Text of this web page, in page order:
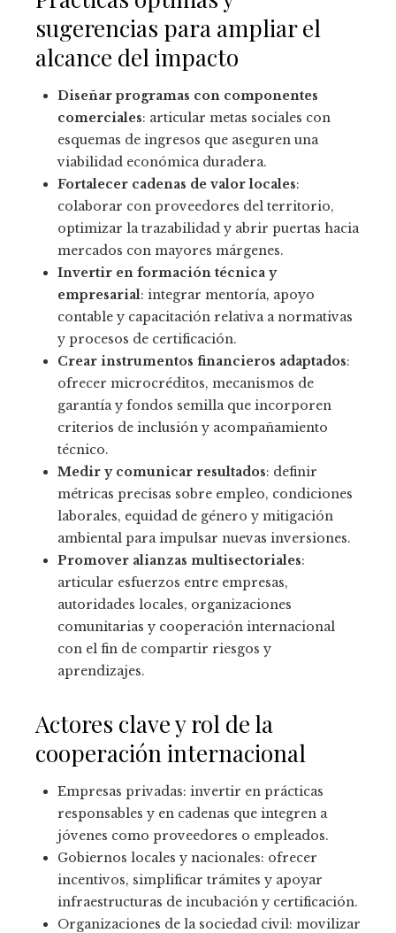
sugerencias para ampliar el
alcance del impacto
Diseñar programas con componentes
comerciales: articular metas sociales con
esquemas de ingresos que aseguren una
viabilidad económica duradera.
Fortalecer cadenas de valor locales:
colaborar con proveedores del territorio,
optimizar la trazabilidad y abrir puertas hacia
mercados con mayores márgenes.
Invertir en formación técnica y
empresarial: integrar mentoría, apoyo
contable y capacitación relativa a normativas
y procesos de certificación.
Crear instrumentos financieros adaptados:
ofrecer microcréditos, mecanismos de
garantía y fondos semilla que incorporen
criterios de inclusión y acompañamiento
técnico.
Medir y comunicar resultados: definir
métricas precisas sobre empleo, condiciones
laborales, equidad de género y mitigación
ambiental para impulsar nuevas inversiones.
Promover alianzas multisectoriales:
articular esfuerzos entre empresas,
autoridades locales, organizaciones
comunitarias y cooperación internacional
con el fin de compartir riesgos y
aprendizajes.
Actores clave y rol de la
cooperación internacional
Empresas privadas: invertir en prácticas
responsables y en cadenas que integren a
jóvenes como proveedores o empleados.
Gobiernos locales y nacionales: ofrecer
incentivos, simplificar trámites y apoyar
infraestructuras de incubación y certificación.
Organizaciones de la sociedad civil: movilizar